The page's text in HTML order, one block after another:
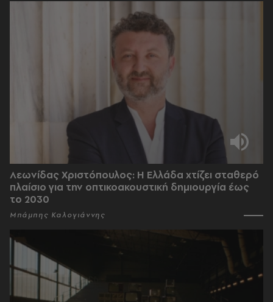
Λεωνίδας Χριστόπουλος: Η Ελλάδα χτίζει σταθερό
πλαίσιο για την οπτικοακουστική δημιουργία έως
το 2030
Μπάμπης Καλογιάννης